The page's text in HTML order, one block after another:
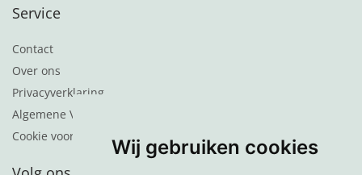
Wij gebruiken cookies
Service
Contact
Over ons
Privacyverklaring
Algemene Voorwaarden
Cookie voorkeuren